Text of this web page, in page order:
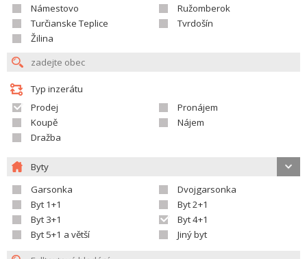
Námestovo
Ružomberok
Turčianske Teplice
Tvrdošín
Žilina
Typ inzerátu
Prodej
Pronájem
Koupě
Nájem
Dražba
Byty
Garsonka
Dvojgarsonka
Byt 1+1
Byt 2+1
Byt 3+1
Byt 4+1
Byt 5+1 a větší
Jiný byt